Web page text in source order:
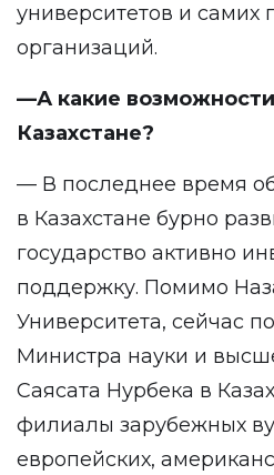
университетов и самих
организаций.
—А какие возможности
Казахстане?
— В последнее время
в Казахстане бурно
государство активно
поддержку. Помимо
Университета, сейчас
Министра науки и
Саясата Нурбека в
филиалы зарубежных
европейских,